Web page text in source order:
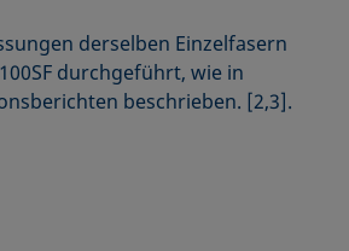
derselben Einzelfasern
durchgeführt, wie in
beschrieben. [2,3].